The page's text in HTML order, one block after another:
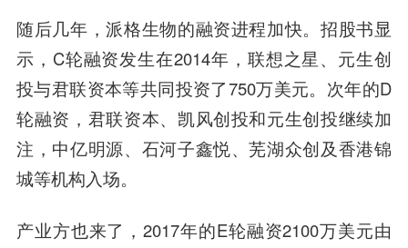
随后几年，派格生物的融资进程加快。招股书显
示，C轮融资发生在2014年，联想之星、元生创
投与君联资本等共同投资了750万美元。次年的D
轮融资，君联资本、凯风创投和元生创投继续加
注，中亿明源、石河子鑫悦、芜湖众创及香港锦
城等机构入场。
产业方也来了，2017年的E轮融资2100万美元由